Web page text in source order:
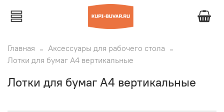
Главная
Аксессуары для рабочего стола
Лотки для бумаг А4 вертикальные
Лотки для бумаг А4 вертикальные